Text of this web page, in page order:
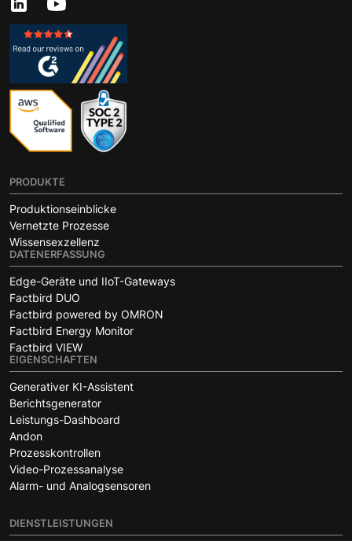
PRODUKTE
Produktionseinblicke
Vernetzte Prozesse
Wissensexzellenz
DATENERFASSUNG
Edge-Geräte und IIoT-Gateways
Factbird DUO
Factbird powered by OMRON
Factbird Energy Monitor
Factbird VIEW
EIGENSCHAFTEN
Generativer KI-Assistent
Berichtsgenerator
Leistungs-Dashboard
Andon
Prozesskontrollen
Video-Prozessanalyse
Alarm- und Analogsensoren
DIENSTLEISTUNGEN